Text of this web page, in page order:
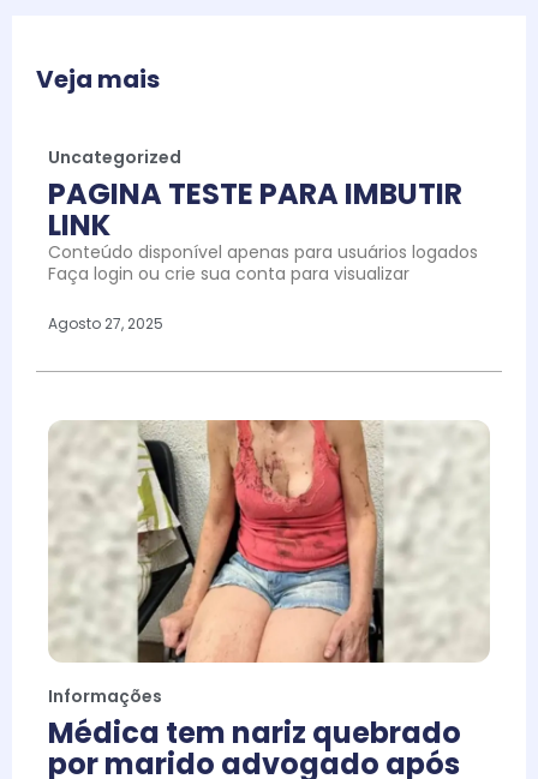
Veja mais
Uncategorized
PAGINA TESTE PARA IMBUTIR
LINK
Conteúdo disponível apenas para usuários logados
Faça login ou crie sua conta para visualizar
Agosto 27, 2025
Informações
Médica tem nariz quebrado
por marido advogado após